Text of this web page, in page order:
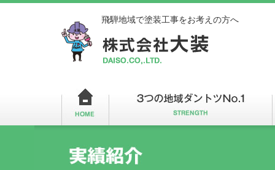
飛騨地域で塗装工事をお考えの方へ